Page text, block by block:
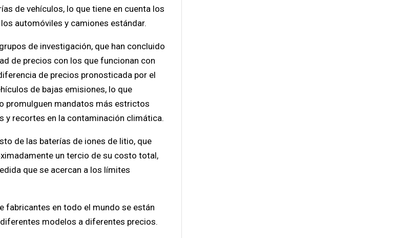
de vehículos, lo que tiene en cuenta los
automóviles y camiones estándar.
de investigación, que han concluido
de precios con los que funcionan con
de precios pronosticada por el
de bajas emisiones, lo que
promulguen mandatos más estrictos
y recortes en la contaminación climática.
de las baterías de iones de litio, que
un tercio de su costo total,
que se acercan a los límites
fabricantes en todo el mundo se están
modelos a diferentes precios.